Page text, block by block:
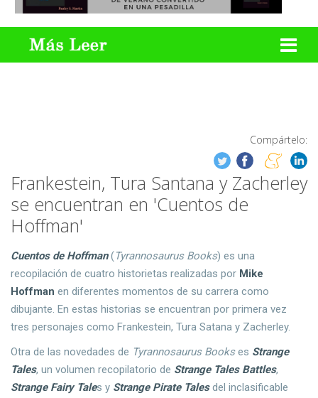
Compártelo:
Frankestein, Tura Santana y Zacherley
se encuentran en 'Cuentos de
Hoffman'
Cuentos de Hoffman(Tyrannosaurus Books) es una
recopilación de cuatro historietas realizadas por Mike
Hoffman en diferentes momentos de su carrera como
dibujante. En estas historias se encuentran por primera vez
tres personajes como Frankestein, Tura Satana y Zacherley.
Otra de las novedades de Tyrannosaurus Bookses Strange
Tales, un volumen recopilatorio de Strange Tales Battles,
Strange Fairy Tales y Strange Pirate Talesdel inclasificable